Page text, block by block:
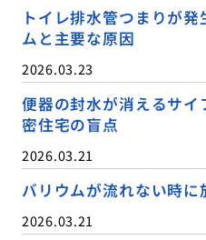
トイレ排水管つまりが
ムと主要な原因
2026.03.23
便器の封水が消えるサ
密住宅の盲点
2026.03.21
バリウムが流れない時に
2026.03.21